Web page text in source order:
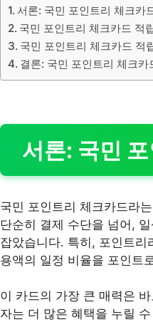
서론: 국민 포인트리 체크카
국민 포인트리 체크카드 적
국민 포인트리 체크카드 적
결론: 국민 포인트리 체크
서론: 국민
국민 포인트리 체크카드라
단순히 결제 수단을 넘어,
잡았습니다. 특히, 포인트
용액의 일정 비율을 포인트
이 카드의 가장 큰 매력은
자는 더 많은 혜택을 누릴